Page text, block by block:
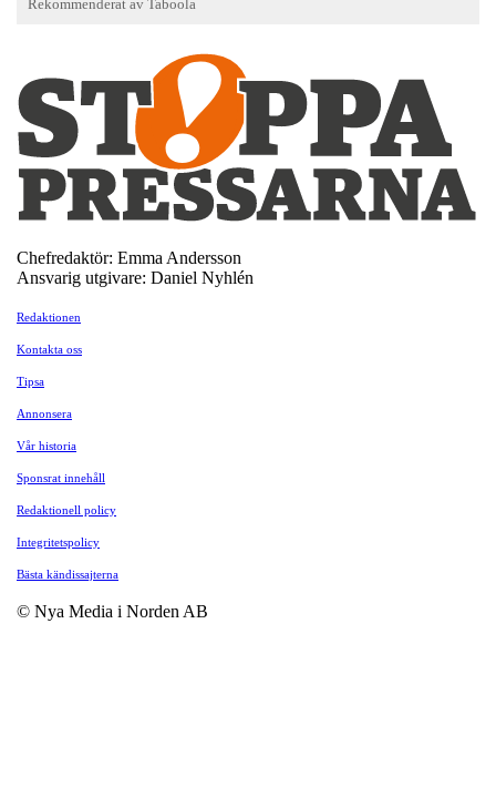
Chefredaktör: Emma Andersson
Ansvarig utgivare: Daniel Nyhlén
Redaktionen
Kontakta oss
Tipsa
Annonsera
Vår historia
Sponsrat innehåll
Redaktionell policy
Integritetspolicy
Bästa kändissajterna
© Nya Media i Norden AB